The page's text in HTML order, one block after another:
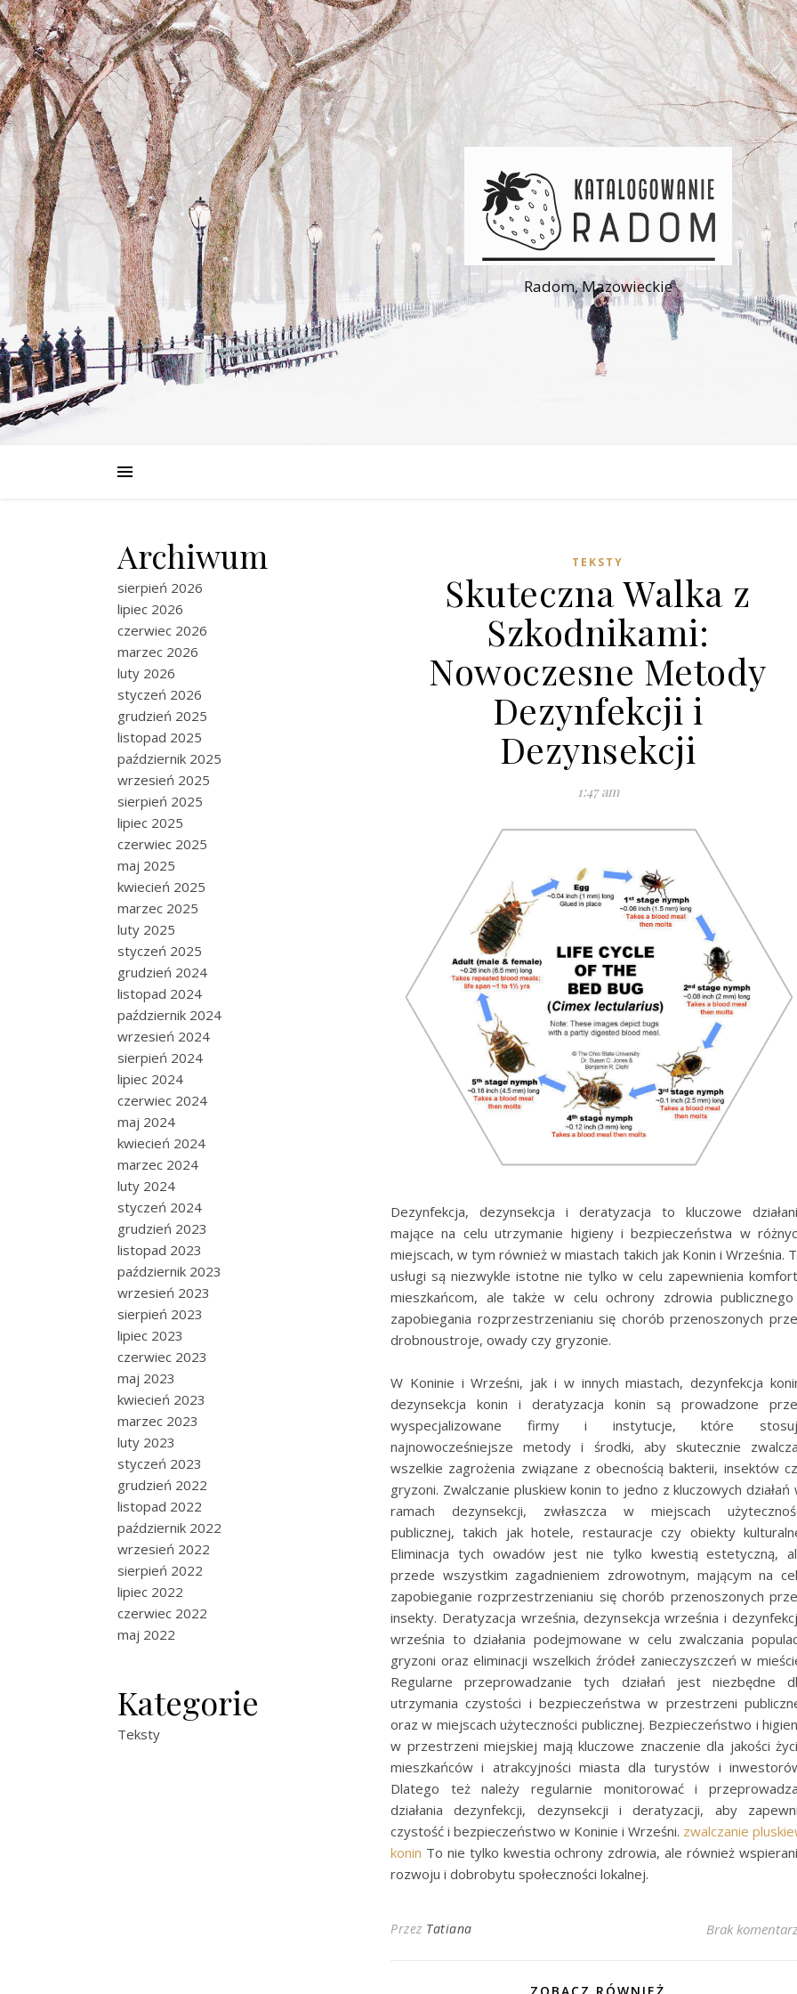
Radom, Mazowieckie
Archiwum
sierpień 2026
lipiec 2026
czerwiec 2026
marzec 2026
luty 2026
styczeń 2026
grudzień 2025
listopad 2025
październik 2025
wrzesień 2025
sierpień 2025
lipiec 2025
czerwiec 2025
maj 2025
kwiecień 2025
marzec 2025
luty 2025
styczeń 2025
grudzień 2024
listopad 2024
październik 2024
wrzesień 2024
sierpień 2024
lipiec 2024
czerwiec 2024
maj 2024
kwiecień 2024
marzec 2024
luty 2024
styczeń 2024
grudzień 2023
listopad 2023
październik 2023
wrzesień 2023
sierpień 2023
lipiec 2023
czerwiec 2023
maj 2023
kwiecień 2023
marzec 2023
luty 2023
styczeń 2023
grudzień 2022
listopad 2022
październik 2022
wrzesień 2022
sierpień 2022
lipiec 2022
czerwiec 2022
maj 2022
Kategorie
Teksty
TEKSTY
Skuteczna Walka z
Szkodnikami:
Nowoczesne Metody
Dezynfekcji i
Dezynsekcji
1:47 am
Dezynfekcja, dezynsekcja i deratyzacja to kluczowe
mające na celu utrzymanie higieny i bezpieczeństwa w
miejscach, w tym również w miastach takich jak Konin i Września.
usługi są niezwykle istotne nie tylko w celu zapewnienia
mieszkańcom, ale także w celu ochrony zdrowia
zapobiegania rozprzestrzenianiu się chorób przenoszonych
drobnoustroje, owady czy gryzonie.
W Koninie i Wrześni, jak i w innych miastach, dezynfekcja
dezynsekcja konin i deratyzacja konin są prowadzone
wyspecjalizowane firmy i instytucje, które
najnowocześniejsze metody i środki, aby skutecznie
wszelkie zagrożenia związane z obecnością bakterii, insektów
gryzoni. Zwalczanie pluskiew konin to jedno z kluczowych działań
ramach dezynsekcji, zwłaszcza w miejscach
publicznej, takich jak hotele, restauracje czy obiekty
Eliminacja tych owadów jest nie tylko kwestią estetyczną,
przede wszystkim zagadnieniem zdrowotnym, mającym na
zapobieganie rozprzestrzenianiu się chorób przenoszonych
insekty. Deratyzacja września, dezynsekcja września i
września to działania podejmowane w celu zwalczania
gryzoni oraz eliminacji wszelkich źródeł zanieczyszczeń w
Regularne przeprowadzanie tych działań jest niezbędne
utrzymania czystości i bezpieczeństwa w przestrzeni
oraz w miejscach użyteczności publicznej. Bezpieczeństwo i
w przestrzeni miejskiej mają kluczowe znaczenie dla jakości
mieszkańców i atrakcyjności miasta dla turystów i
Dlatego też należy regularnie monitorować i
działania dezynfekcji, dezynsekcji i deratyzacji, aby
czystość i bezpieczeństwo w Koninie i Wrześni. zwalczanie
konin To nie tylko kwestia ochrony zdrowia, ale również
rozwoju i dobrobytu społeczności lokalnej.
Przez Tatiana Brak